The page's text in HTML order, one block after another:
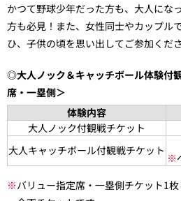
かつて野球少年だった方も、大人にな
方も必見！また、女性同士やカップル
ひ、子供の頃を思い出してご参加くだ
◎大人ノック＆キャッチボール体験付
席・一塁側＞
体験内容
大人ノック付観戦チケット
大人キャッチボール付観戦チケット
※
※バリュー指定席・一塁側チケット1